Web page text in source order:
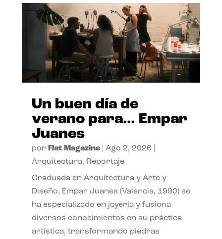
Un buen día de
verano para… Empar
Juanes
por Flat Magazine| Ago 2, 2026
Arquitectura, Reportaje
Graduada en Arquitectura y Arte y
Diseño, Empar Juanes (Valencia, 1990) se
ha especializado en joyería y fusiona
diversos conocimientos en su práctica
artística, transformando piedras